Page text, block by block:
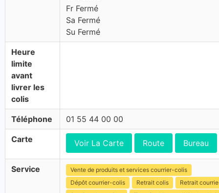
Fr Fermé
Sa Fermé
Su Fermé
Heure
limite
avant
livrer les
colis
Téléphone 01 55 44 00 00
Carte Voir La Carte Route Bureau
Service
Vente de produits et services courrier-colis
Dépôt courrier-colis
Retrait colis
Retrait